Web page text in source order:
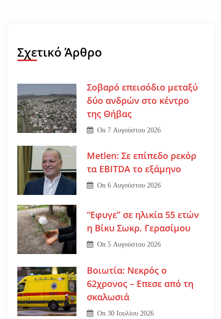
Σχετικό Άρθρο
Σοβαρό επεισόδιο μεταξύ
δύο ανδρών στο κέντρο
της Θήβας
On 7 Αυγούστου 2026
Metlen: Σε επίπεδο ρεκόρ
τα EBITDA το εξάμηνο
On6 Αυγούστου 2026
“Εφυγε” σε ηλικία 55 ετών
η Βίκυ Σωκρ. Γερασίμου
On5 Αυγούστου 2026
Βοιωτία: Νεκρός ο
62χρονος – Επεσε από τη
σκαλωσιά
On30 Ιουλίου 2026